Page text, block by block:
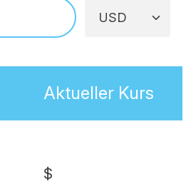
Aktueller Kurs
$